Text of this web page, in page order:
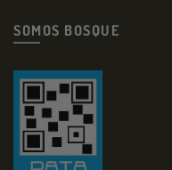
SOMOS BOSQUE